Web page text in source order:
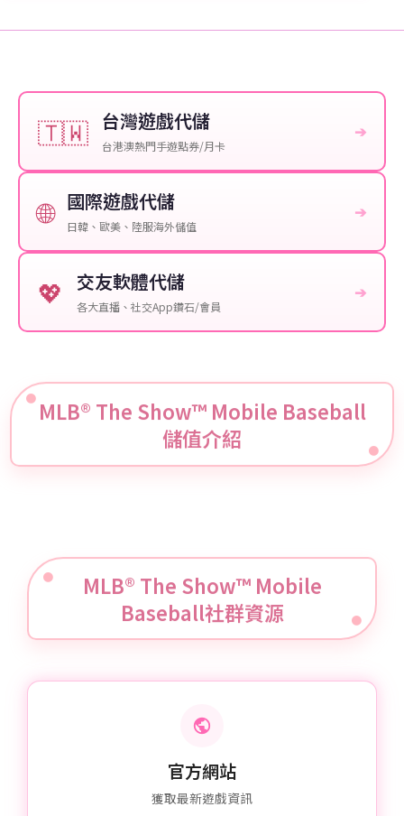
🇹🇼 台灣遊戲代儲
台港澳熱門手遊點券/月卡
➔
🌐 國際遊戲代儲
日韓、歐美、陸服海外儲值
➔
💖 交友軟體代儲
各大直播、社交App鑽石/會員
➔
MLB® The Show™ Mobile Baseball
儲值介紹
MLB® The Show™ Mobile
Baseball社群資源
官方網站
獲取最新遊戲資訊